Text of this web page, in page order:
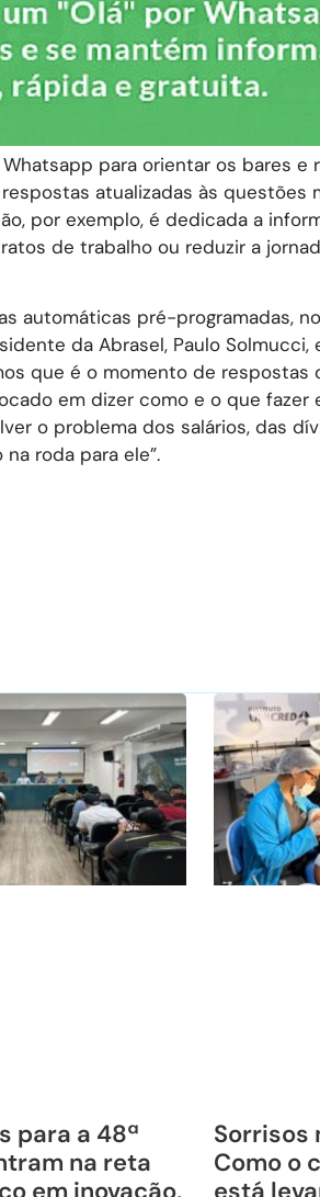
para orientar os bares e
atualizadas às questões
por exemplo, é dedicada a
de trabalho ou reduzir a
automáticas pré-programadas,
da Abrasel, Paulo
que é o momento de respostas
em dizer como e o que fazer
o problema dos salários, das
roda para ele”.
para a 48ª
na reta
Sorrisos
Como o